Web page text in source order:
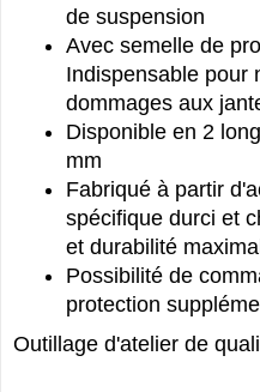
de suspension
Avec semelle de
Indispensable pour
dommages aux
Disponible en 2
mm
Fabriqué à partir
spécifique durci et
et durabilité
Possibilité de
protection
Outillage d'atelier de